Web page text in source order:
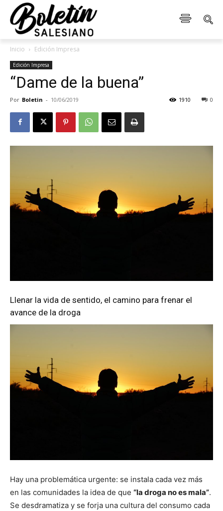
Inicio Edición Impresa
Edición Impresa
“Dame de la buena”
Por Boletin - 10/06/2019 0
1910
Llenar la vida de sentido, el camino para frenar el
avance de la droga
Hay una problemática urgente: se instala cada vez más
en las comunidades la idea de que “la droga no es mala”.
Se desdramatiza y se forja una cultura del consumo cada